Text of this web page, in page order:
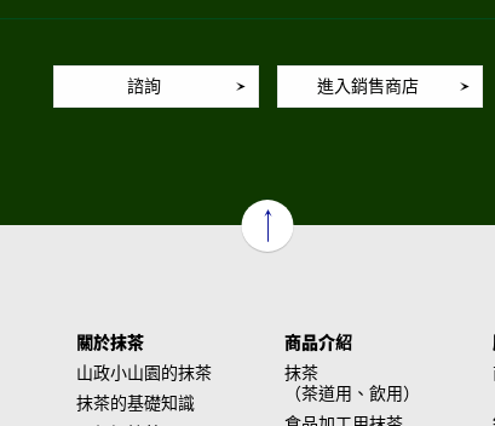
諮詢 進入銷售商店
關於抹茶
山政小山園的抹茶
抹茶的基礎知識
商品介紹
抹茶
（茶道用、飲用）